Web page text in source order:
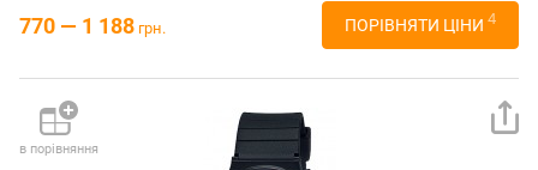
770 — 1 188 грн. ПОРІВНЯТИ ЦІНИ 4
в порівняння